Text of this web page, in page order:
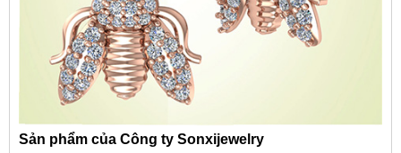
Sản phẩm của Công ty Sonxijewelry